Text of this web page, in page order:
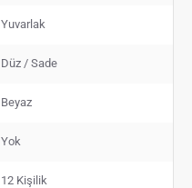
Yuvarlak
Düz / Sade
Beyaz
Yok
12 Kişilik